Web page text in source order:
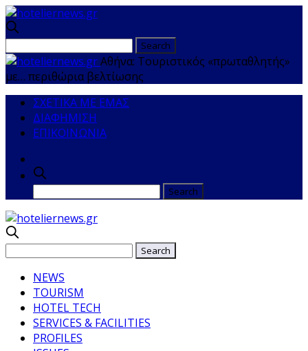
Αθήνα: Τουριστικός «πρωταθλητής»
με… περιθώρια βελτίωσης
ΣΧΕΤΙΚΑ ΜΕ ΕΜΑΣ
ΔΙΑΦΗΜΙΣΗ
ΕΠΙΚΟΙΝΩΝΙΑ
NEWS
TOURISM
HOTEL TECH
SERVICES & FACILITIES
PROFILES